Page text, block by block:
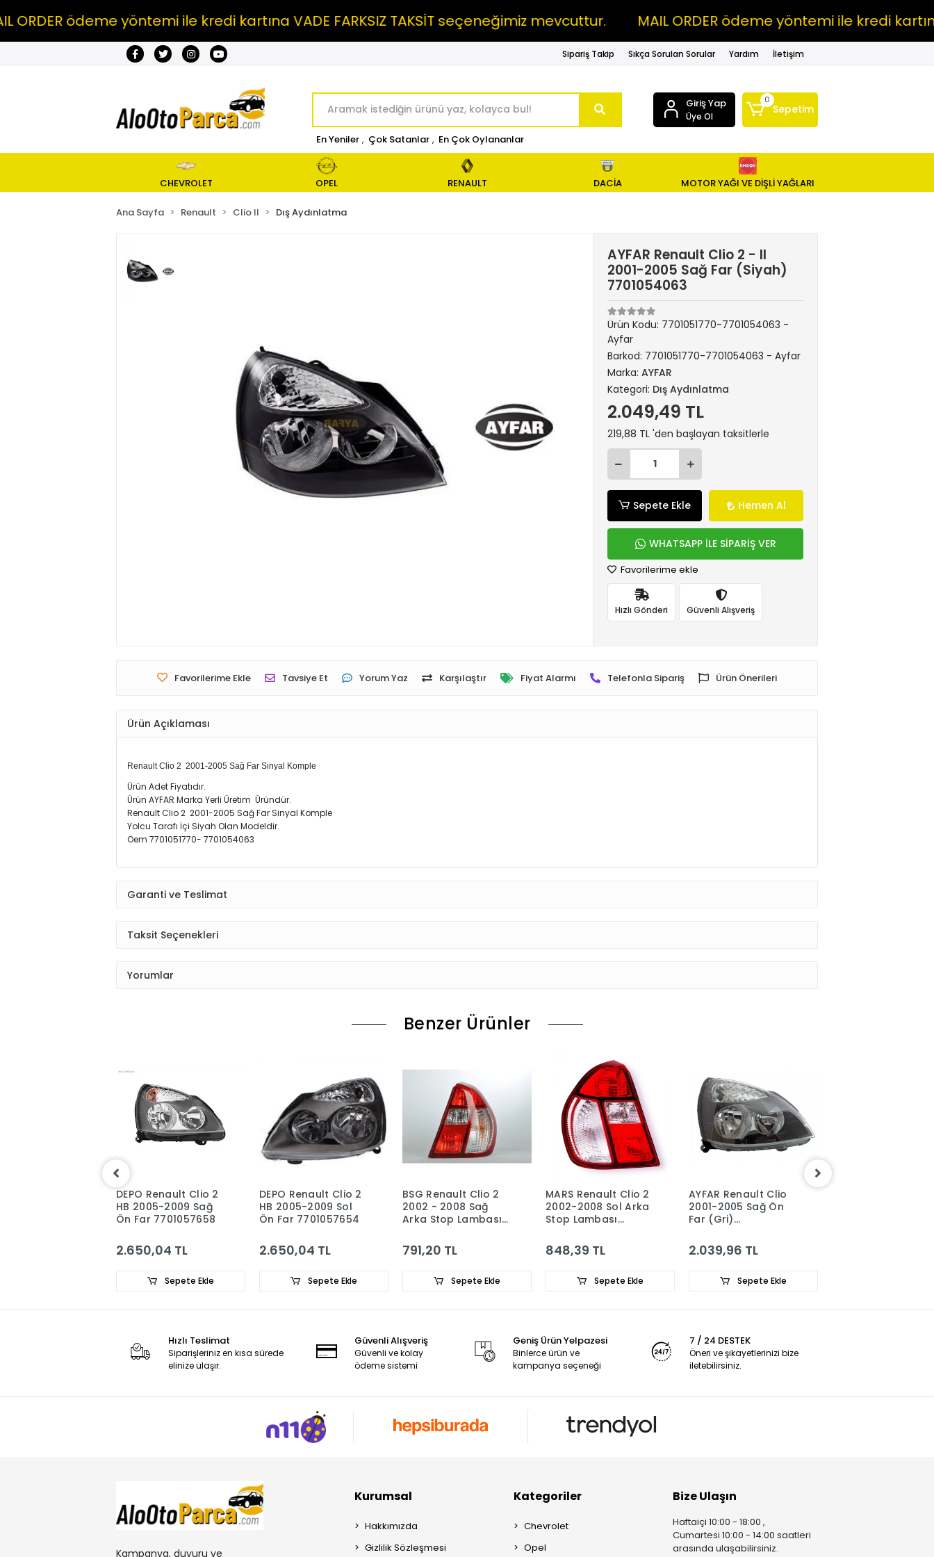
ödeme yöntemi ile kredi kartına VADE FARKSIZ TAKSİT seçeneğimiz mevcuttur. MAIL ORDER ödeme yöntemi ile kredi kartına
Sipariş Takip Sıkça Sorulan Sorular Yardım İletişim
En Yeniler , Çok Satanlar , En Çok Oylananlar
Giriş Yap
Üye Ol
0
Sepetim
CHEVROLET OPEL RENAULT DACİA MOTOR YAĞI VE DİŞLİ YAĞLARI
Ana Sayfa Renault Clio II Dış Aydınlatma
AYFAR Renault Clio 2 - II
2001-2005 Sağ Far (Siyah)
7701054063
Ürün Kodu: 7701051770-7701054063 -
Ayfar
Barkod: 7701051770-7701054063 - Ayfar
Marka:AYFAR
Kategori: Dış Aydınlatma
2.049,49 TL
219,88 TL 'den başlayan taksitlerle
Sepete Ekle Hemen Al
WHATSAPP İLE SİPARİŞ VER
Favorilerime ekle
Hızlı Gönderi Güvenli Alışveriş
Favorilerime Ekle Tavsiye Et Yorum Yaz Karşılaştır Fiyat Alarmı Telefonla Sipariş Ürün Önerileri
Ürün Açıklaması
Renault Clio 2 2001-2005 Sağ Far Sinyal Komple
Ürün Adet Fiyatıdır.
Ürün AYFAR Marka Yerli Üretim Üründür.
Renault Clio 2 2001-2005 Sağ Far Sinyal Komple
Yolcu Tarafı İçi Siyah Olan Modeldir.
Oem 7701051770- 7701054063
Garanti ve Teslimat
Taksit Seçenekleri
Yorumlar
Benzer Ürünler
DEPO Renault Clio 2
HB 2005-2009 Sağ
Ön Far 7701057658
2.650,04 TL
Sepete Ekle
DEPO Renault Clio 2
HB 2005-2009 Sol
Ön Far 7701057654
2.650,04 TL
Sepete Ekle
BSG Renault Clio 2
2002 - 2008 Sağ
Arka Stop Lambası
791,20 TL
Sepete Ekle
MARS Renault Clio 2
2002-2008 Sol Arka
Stop Lambası
8200403981
- 8200394731
848,39 TL
Sepete Ekle
AYFAR Renault Clio
2001-2005 Sağ Ön
Far (Gri)
2.039,96 TL
Sepete Ekle
Hızlı Teslimat
Siparişleriniz en kısa sürede
elinize ulaşır.
Güvenli Alışveriş
Güvenli ve kolay
ödeme sistemi
Geniş Ürün Yelpazesi
Binlerce ürün ve
kampanya seçeneği
7 / 24 DESTEK
Öneri ve şikayetlerinizi bize
iletebilirsiniz.
Kampanya, duyuru ve
Kurumsal
Hakkımızda
Gizlilik Sözleşmesi
Kategoriler
Chevrolet
Opel
Bize Ulaşın
Haftaiçi 10:00 - 18:00 ,
Cumartesi 10:00 - 14:00 saatleri
arasında ulaşabilirsiniz.